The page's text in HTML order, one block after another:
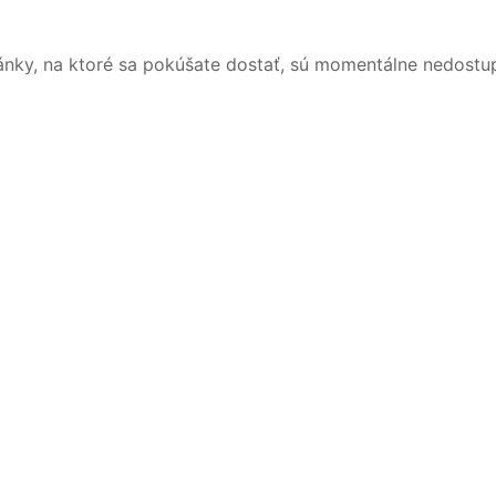
na ktoré sa pokúšate dostať, sú momentálne